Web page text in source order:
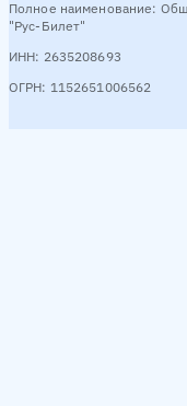
Полное наименование:
"Рус-Билет"
ИНН: 2635208693
ОГРН: 1152651006562